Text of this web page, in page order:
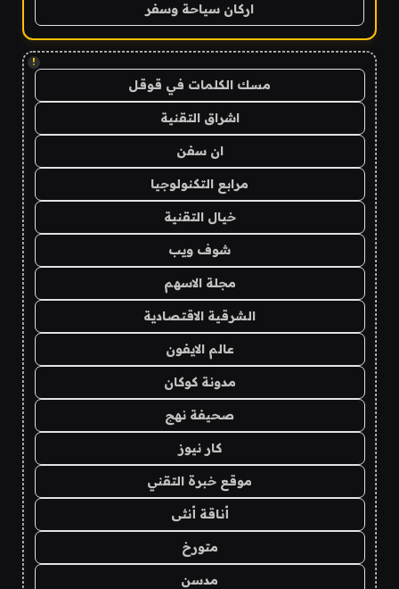
اركان سياحة وسفر
!
مسك الكلمات في قوقل
اشراق التقنية
ان سفن
مرابع التكنولوجيا
خيال التقنية
شوف ويب
مجلة الاسهم
الشرقية الاقتصادية
عالم الايفون
مدونة كوكان
صحيفة نهج
كار نيوز
موقع خبرة التقني
أناقة أنثى
متورخ
مدسن